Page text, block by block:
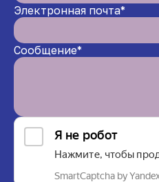
Электронная почта*
Сообщение*